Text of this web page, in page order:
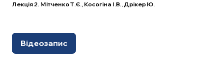
Лекція 2. Мітченко Т.Є., Косогіна І.В., Дрікер Ю.
Відеозапис